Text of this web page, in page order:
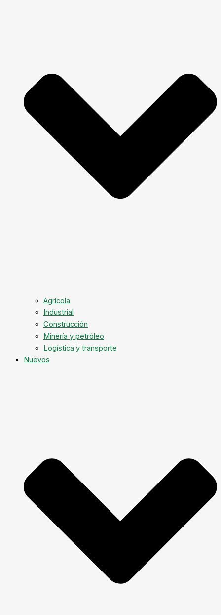
Agrícola
Industrial
Construcción
Minería y petróleo
Logística y transporte
Nuevos